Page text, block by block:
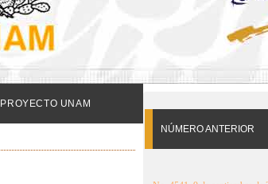
NÚMERO ANTERIOR
PROYECTO UNAM